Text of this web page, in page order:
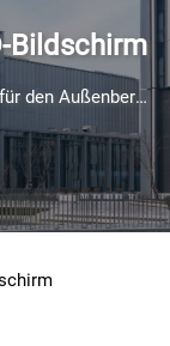
Bildschirm
den Außenbereich